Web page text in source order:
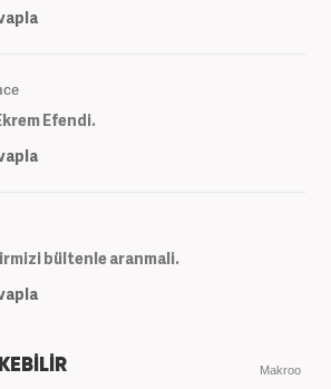
Efendi.
bültenle aranmali.
Makroo